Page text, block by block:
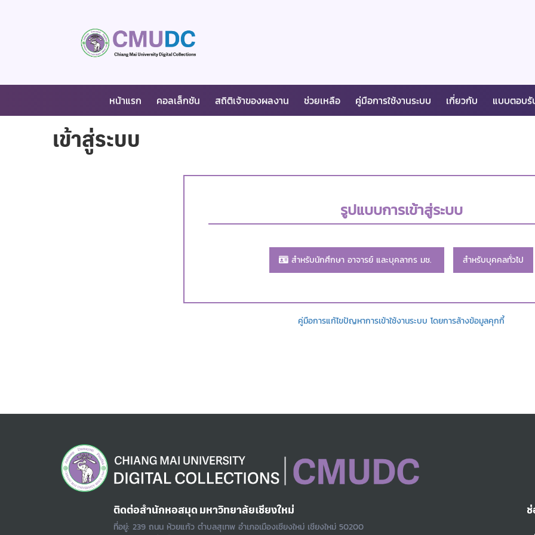
หน้าแรก คอลเล็กชัน สถิติเจ้าของผลงาน ช่วยเหลือ คู่มือการใช้งานระบบ เกี่ยวกับ แบบตอบรั
เข้าสู่ระบบ
รูปแบบการเข้าสู่ระบบ
สำหรับนักศึกษา อาจารย์ และบุคลากร มช. สำหรับบุคคลทั่วไป
คู่มือการแก้ไขปัญหาการเข้าใช้งานระบบ โดยการล้างข้อมูลคุกกี้
ติดต่อสำนักหอสมุด มหาวิทยาลัยเชียงใหม่
ที่อยู่: 239 ถนน ห้วยแก้ว ตำบลสุเทพ อำเภอเมืองเชียงใหม่ เชียงใหม่ 50200